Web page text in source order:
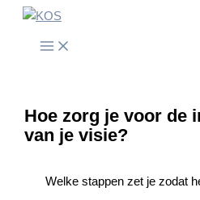
Spring
Hoe zorg je voor de
van je visie?
Welke stappen zet je zodat